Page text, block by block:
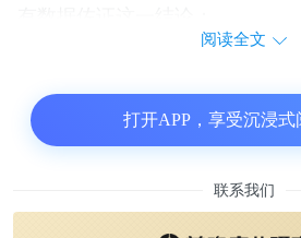
截至2020年7月底，中信银行50
1503万，占全行借记卡客户数
54.75%;
阅读全文
打开APP，享受沉浸式
联系我们